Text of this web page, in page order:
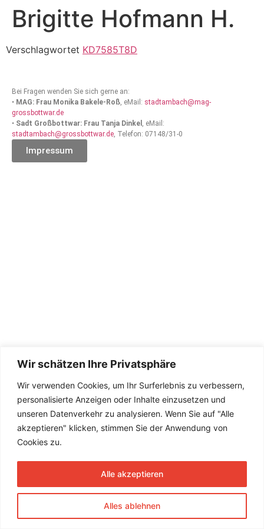
Wir schätzen Ihre Privatsphäre
Wir verwenden Cookies, um Ihr Surferlebnis zu verbessern,
personalisierte Anzeigen oder Inhalte einzusetzen und
unseren Datenverkehr zu analysieren. Wenn Sie auf "Alle
akzeptieren" klicken, stimmen Sie der Anwendung von
Cookies zu.
Alles ablehnen
Alle akzeptieren
Brigitte Hofmann H.
Verschlagwortet KD7585T8D
Bei Fragen wenden Sie sich gerne an:
• MAG: Frau Monika Bakele-Roß, eMail: stadtambach@mag-
grossbottwar.de
• Sadt Großbottwar: Frau Tanja Dinkel , eMail:
stadtambach@grossbottwar.de, Telefon: 07148/31-0
Impressum